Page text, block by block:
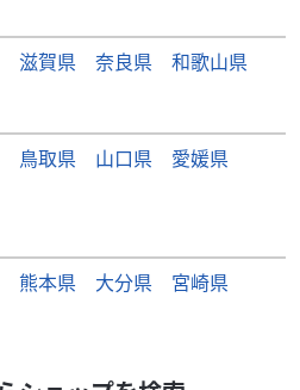
滋賀県 奈良県
和歌山県
鳥取県 山口県
愛媛県
熊本県 大分県
宮崎県